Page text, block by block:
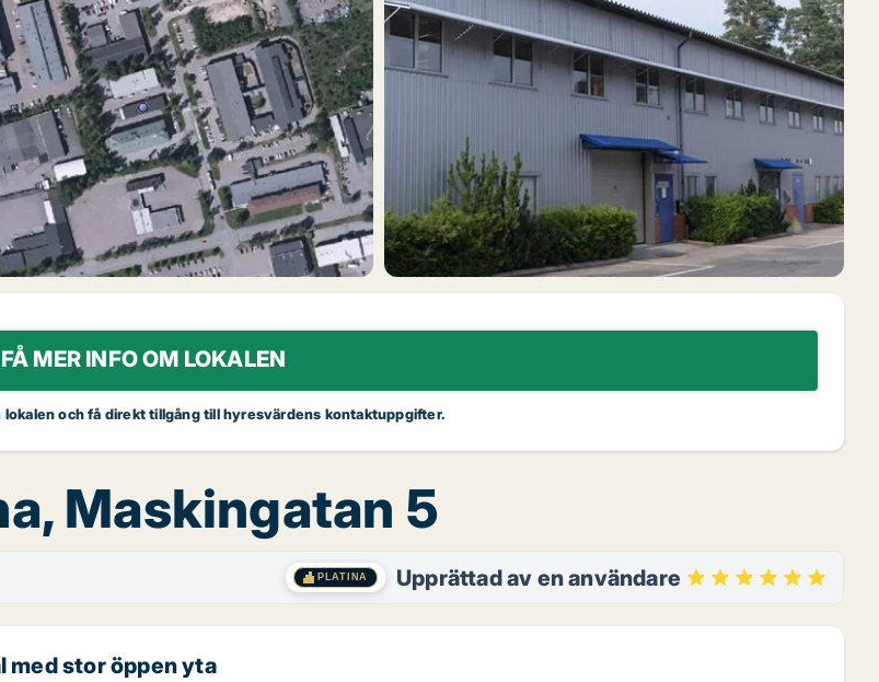
FÅ MER INFO OM LOKALEN
lokalen och få direkt tillgång till hyresvärdens kontaktuppgifter.
Maskingatan 5
PLATINA Upprättad av en användare
med stor öppen yta